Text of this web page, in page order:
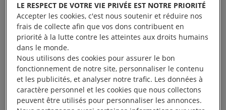
LE RESPECT DE VOTRE VIE PRIVÉE EST NOTRE PRIORITÉ
Accepter les cookies, c'est nous soutenir et réduire nos
frais de collecte afin que vos dons contribuent en
priorité à la lutte contre les atteintes aux droits humains
dans le monde.
Nous utilisons des cookies pour assurer le bon
fonctionnement de notre site, personnaliser le contenu
et les publicités, et analyser notre trafic. Les données à
caractère personnel et les cookies que nous collectons
peuvent être utilisés pour personnaliser les annonces.